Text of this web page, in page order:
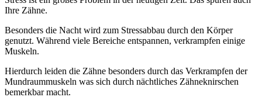
Ihre Zähne.
Besonders die Nacht wird zum Stressabbau durch den Körper
genutzt. Während viele Bereiche entspannen, verkrampfen einige
Muskeln.
Hierdurch leiden die Zähne besonders durch das Verkrampfen der
Mundraummuskeln was sich durch nächtliches Zähneknirschen
bemerkbar macht.